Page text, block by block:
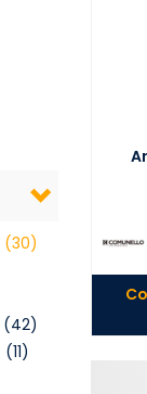
(30)
(42)
(11)